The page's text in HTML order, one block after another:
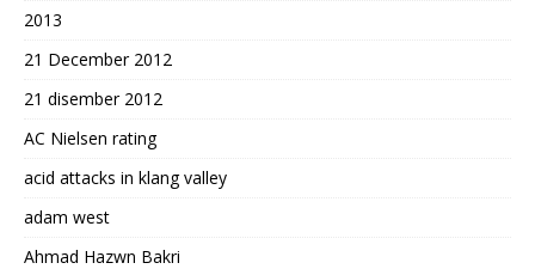
2013
21 December 2012
21 disember 2012
AC Nielsen rating
acid attacks in klang valley
adam west
Ahmad Hazwn Bakri